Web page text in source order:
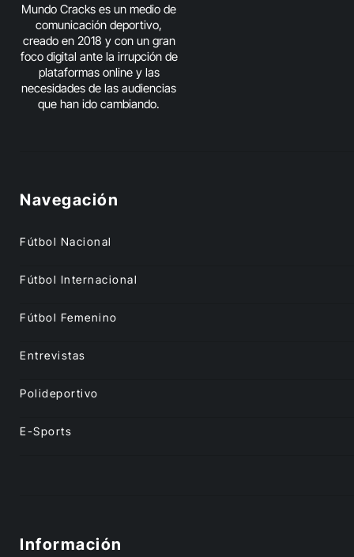
Mundo Cracks es un medio de
comunicación deportivo,
creado en 2018 y con un gran
foco digital ante la irrupción de
plataformas online y las
necesidades de las audiencias
que han ido cambiando.
Navegación
Fútbol Nacional
Fútbol Internacional
Fútbol Femenino
Entrevistas
Polideportivo
E-Sports
Información